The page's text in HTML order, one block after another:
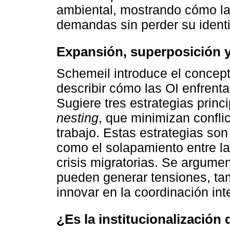
ambiental, mostrando cómo
demandas sin perder su
Expansión, superposición
Schemeil introduce el
describir cómo las OI
Sugiere tres estrategias
nesting, que minimizan
trabajo. Estas estrategias
como el solapamiento entre
crisis migratorias. Se
pueden generar tensiones,
innovar en la coordinación
¿Es la institucionalización